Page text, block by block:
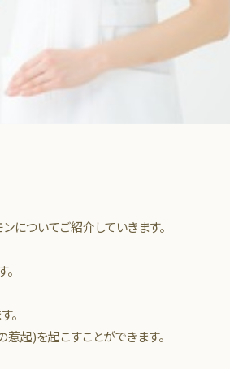
ついてご紹介していきます。
。
起)を起こすことができます。